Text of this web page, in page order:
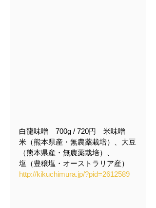
白龍味噌　700g / 720円　米味噌
米（熊本県産・無農薬栽培）、大豆
（熊本県産・無農薬栽培）、
塩（豊穣塩・オーストラリア産）
http://kikuchimura.jp/?pid=2612589